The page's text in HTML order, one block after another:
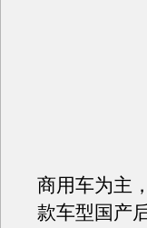
商用车为主
款车型国产